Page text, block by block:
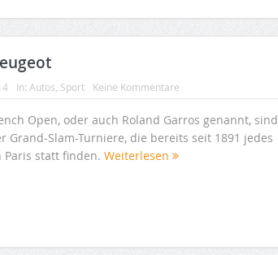
In: Autos Sport Keine Kommentare
Open, oder auch Roland Garros genannt, sind
Grand-Slam-Turniere, die bereits seit 1891 jedes
Paris statt finden. Weiterlesen